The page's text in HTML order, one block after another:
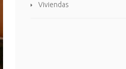
Viviendas